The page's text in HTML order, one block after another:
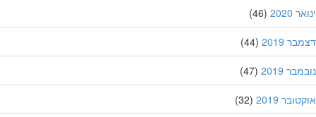
2020
(46)
2019
(44)
2019
(47)
2019
(32)